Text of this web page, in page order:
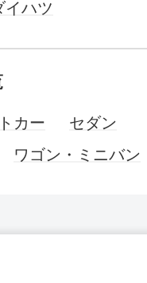
イハツ
カー
セダン
ワゴン・ミニバン